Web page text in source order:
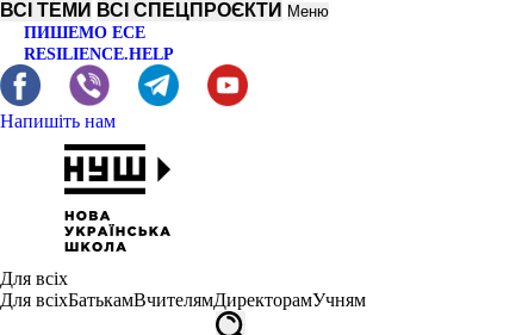
ВСІ ТЕМИ ВСІ СПЕЦПРОЄКТИ Меню
ПИШЕМО ЕСЕ
RESILIENCE.HELP
Напишіть нам
Для всіх
Для всіхБатькамВчителямДиректорамУчням